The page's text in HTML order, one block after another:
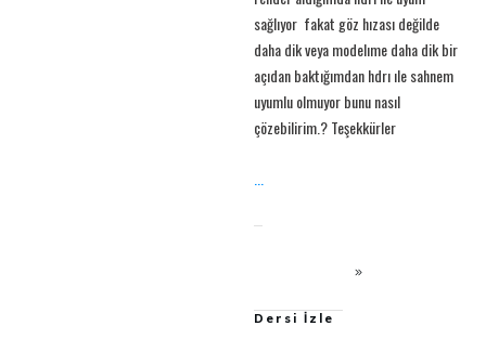
sağlıyor fakat göz hızası değilde
daha dik veya modelıme daha dik bir
açıdan baktığımdan hdrı ıle sahnem
uyumlu olmuyor bunu nasıl
çözebilirim.? Teşekkürler
Dersi İzle